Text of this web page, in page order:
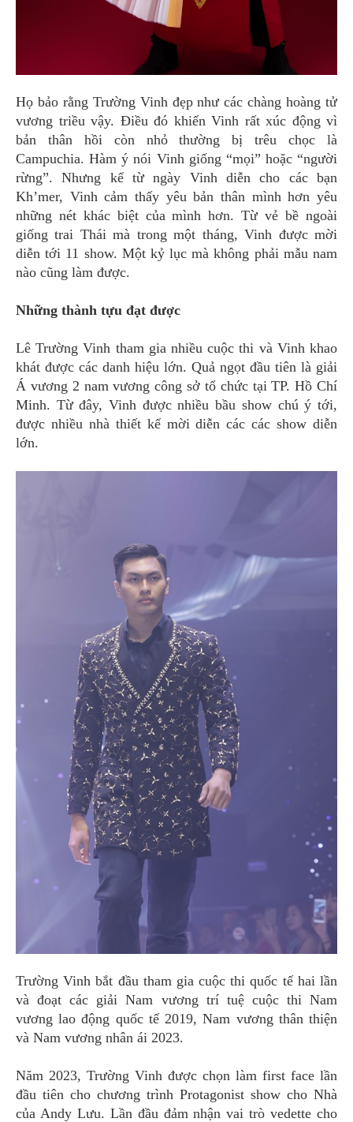
Họ bảo rằng Trường Vinh đẹp như các chàng hoàng tử
vương triều vậy. Điều đó khiến Vinh rất xúc động vì
bản thân hồi còn nhỏ thường bị trêu chọc là
Campuchia. Hàm ý nói Vinh giống “mọi” hoặc “người
rừng”. Nhưng kể từ ngày Vinh diễn cho các bạn
Kh’mer, Vinh cảm thấy yêu bản thân mình hơn yêu
những nét khác biệt của mình hơn. Từ vẻ bề ngoài
giống trai Thái mà trong một tháng, Vinh được mời
diễn tới 11 show. Một kỷ lục mà không phải mẫu nam
nào cũng làm được.
Những thành tựu đạt được
Lê Trường Vinh tham gia nhiều cuộc thi và Vinh khao
khát được các danh hiệu lớn. Quả ngọt đầu tiên là giải
Á vương 2 nam vương công sở tổ chức tại TP. Hồ Chí
Minh. Từ đây, Vinh được nhiều bầu show chú ý tới,
được nhiều nhà thiết kế mời diễn các các show diễn
lớn.
Trường Vinh bắt đầu tham gia cuộc thi quốc tế hai lần
và đoạt các giải Nam vương trí tuệ cuộc thi Nam
vương lao động quốc tế 2019, Nam vương thân thiện
và Nam vương nhân ái 2023.
Năm 2023, Trường Vinh được chọn làm first face lần
đầu tiên cho chương trình Protagonist show cho Nhà
của Andy Lưu. Lần đầu đảm nhận vai trò vedette cho